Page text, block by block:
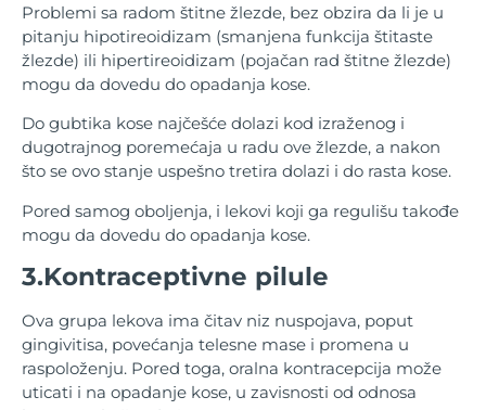
Problemi sa radom štitne žlezde, bez obzira da li je u
pitanju hipotireoidizam (smanjena funkcija štitaste
žlezde) ili hipertireoidizam (pojačan rad štitne žlezde)
mogu da dovedu do opadanja kose.
Do gubtika kose najčešće dolazi kod izraženog i
dugotrajnog poremećaja u radu ove žlezde, a nakon
što se ovo stanje uspešno tretira dolazi i do rasta kose.
Pored samog oboljenja, i lekovi koji ga regulišu takođe
mogu da dovedu do opadanja kose.
3.Kontraceptivne pilule
Ova grupa lekova ima čitav niz nuspojava, poput
gingivitisa, povećanja telesne mase i promena u
raspoloženju. Pored toga, oralna kontracepcija može
uticati i na opadanje kose, u zavisnosti od odnosa